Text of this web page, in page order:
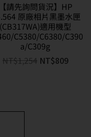
【請先詢問貨況】HP
原廠相片黑墨水匣
(CB317WA)適用機型
C5380/C6380/C390
a/C309g
NT$1,254 NT$809